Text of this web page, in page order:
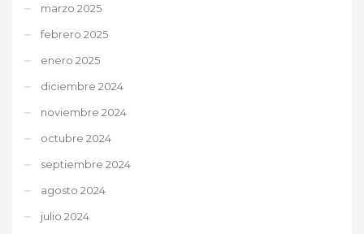
marzo 2025
febrero 2025
enero 2025
diciembre 2024
noviembre 2024
octubre 2024
septiembre 2024
agosto 2024
julio 2024